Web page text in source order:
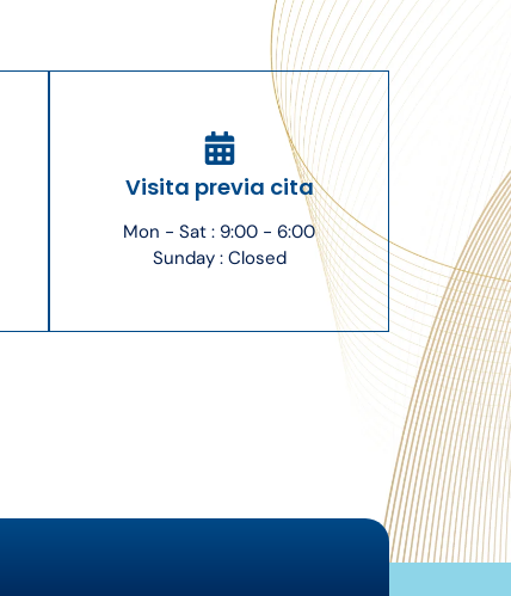
Visita previa cita
Mon - Sat : 9:00 - 6:00
Sunday : Closed